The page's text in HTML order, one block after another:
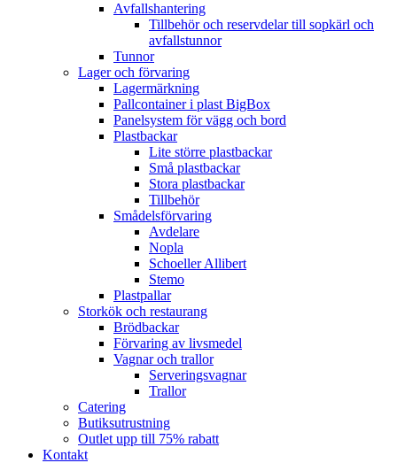
Avfallshantering
Tillbehör och reservdelar till sopkärl och
avfallstunnor
Tunnor
Lager och förvaring
Lagermärkning
Pallcontainer i plast BigBox
Panelsystem för vägg och bord
Plastbackar
Lite större plastbackar
Små plastbackar
Stora plastbackar
Tillbehör
Smådelsförvaring
Avdelare
Nopla
Schoeller Allibert
Stemo
Plastpallar
Storkök och restaurang
Brödbackar
Förvaring av livsmedel
Vagnar och trallor
Serveringsvagnar
Trallor
Catering
Butiksutrustning
Outlet upp till 75% rabatt
Kontakt